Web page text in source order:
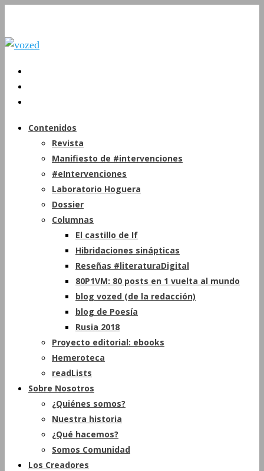
Contenidos
Revista
Manifiesto de #intervenciones
#eIntervenciones
Laboratorio Hoguera
Dossier
Columnas
El castillo de If
Hibridaciones sinápticas
Reseñas #literaturaDigital
80P1VM: 80 posts en 1 vuelta al mundo
blog vozed (de la redacción)
blog de Poesía
Rusia 2018
Proyecto editorial: ebooks
Hemeroteca
readLists
Sobre Nosotros
¿Quiénes somos?
Nuestra historia
¿Qué hacemos?
Somos Comunidad
Los Creadores